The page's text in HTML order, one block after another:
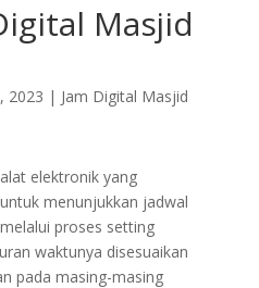
Masjid
2023 | Jam Digital Masjid
elektronik yang
menunjukkan jadwal
proses setting
waktunya disesuaikan
pada masing-masing